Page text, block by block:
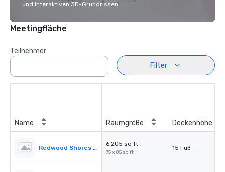
und interaktiven 3D-Grundrissen.
Meetingfläche
Teilnehmer
Filter
Name Raumgröße Deckenhöhe
Redwood Shores Ballroom
6.205 sq ft
75 x 85 sq ft
15 Fuß